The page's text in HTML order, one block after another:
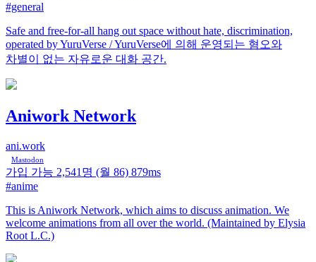
#general
Safe and free-for-all hang out space without hate, discrimination,
operated by YuruVerse / YuruVerse에 의해 운영되는 혐오와
차별이 없는 자유로운 대화 공간.
Aniwork Network
ani.work
Mastodon
가입 가능 2,541명 (월 86) 879ms
#anime
This is Aniwork Network, which aims to discuss animation. We
welcome animations from all over the world. (Maintained by Elysia
Root L.C.)